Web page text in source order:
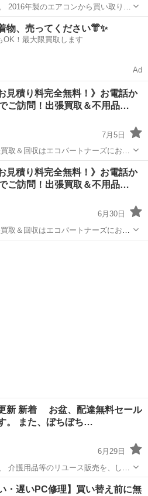
ョップ
物、売ってください👘✨
OK！最大限買取します
Ad
見積り料完全無料！》お電話か
ご訪問！出張買取＆不用品…
7月5日
取＆回収はエコパートナーズにお任
練された鑑定士、遺品整理士による
当社は出張費・お
ョップ 買取
見積り料完全無料！》お電話か
ご訪問！出張買取＆不用品…
6月30日
取＆回収はエコパートナーズにお任
練された鑑定士、遺品整理士による
料セール
やっています。 また、ぼちぼち…
6月29日
介護用品等のリユース販売を、して
ので、よろしくお願いします。ご予
さらにお安い車両を販売出来る場合
リサイクルショップ 無料
・遅いPC修理】買い替え前に無